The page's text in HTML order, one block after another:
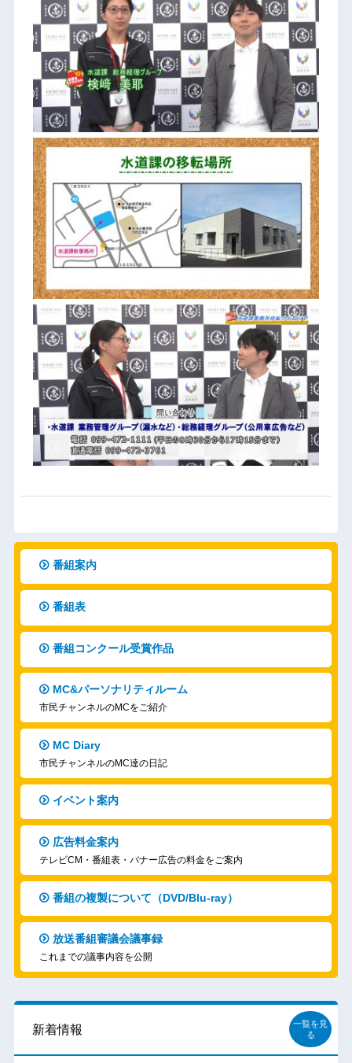
番組案内
番組表
番組コンクール受賞作品
MC&パーソナリティルーム
市民チャンネルのMCをご紹介
MC Diary
市民チャンネルのMC達の日記
イベント案内
広告料金案内
テレビCM・番組表・バナー広告の料金をご案内
番組の複製について（DVD/Blu-ray）
放送番組審議会議事録
これまでの議事内容を公開
新着情報
一覧を見
る